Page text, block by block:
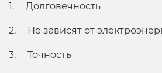
1. Долговечность
2. Не зависят от
3. Точность